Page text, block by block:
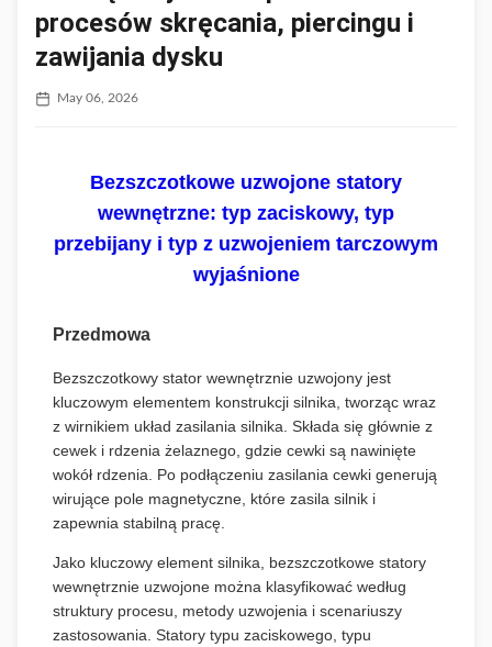
procesów skręcania, piercingu i
zawijania dysku
May 06, 2026
Bezszczotkowe uzwojone statory
wewnętrzne: typ zaciskowy, typ
przebijany i typ z uzwojeniem tarczowym
wyjaśnione
Przedmowa
Bezszczotkowy stator wewnętrznie uzwojony jest
kluczowym elementem konstrukcji silnika, tworząc wraz
z wirnikiem układ zasilania silnika. Składa się głównie z
cewek i rdzenia żelaznego, gdzie cewki są nawinięte
wokół rdzenia. Po podłączeniu zasilania cewki generują
wirujące pole magnetyczne, które zasila silnik i
zapewnia stabilną pracę.
Jako kluczowy element silnika, bezszczotkowe statory
wewnętrznie uzwojone można klasyfikować według
struktury procesu, metody uzwojenia i scenariuszy
zastosowania. Statory typu zaciskowego, typu